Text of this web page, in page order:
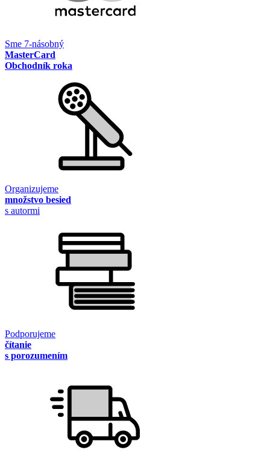
Sme 7-násobný
MasterCard
Obchodník roka
Organizujeme
množstvo besied
s autormi
Podporujeme
čítanie
s porozumením